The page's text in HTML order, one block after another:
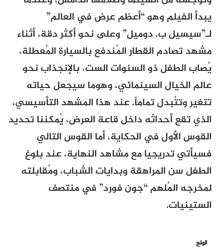
يبدأ الفيلم وهو “أعظم عرض في العالم”
لـ”سيسيل ب. دوميل” وعلى نحو أكثر دقة، أثناء
مشهد تصادم القطار المُندفع بالسيارة المُعطلة،
يُصاب الطفل ذو السنوات الست، بالإنجذاب نحو
عالم الخيال السينمائي، وهوما سيجعل حياته
تتغير وتتُبدل تماماً. عند هذا المشهد التأسيسي،
الذي تقع أحداثه داخل قاعة العرض، يُمكننا تحديد
القوس الأول في الحكاية، أما القوس التالي
فسيأتي تدريجيا مع مشاهد النهاية، عند بلوغ
الطفل سن المراهقة وبدايات الشباب، ومُقابلته
لمخرجه المُلهم “جون فورد” في منتصف
الستينيات.
الولع